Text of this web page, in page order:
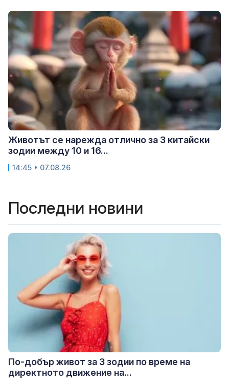
Животът се нарежда отлично за 3 китайски
зодии между 10 и 16...
14:45 • 07.08.26
Последни новини
По-добър живот за 3 зодии по време на
директното движение на...